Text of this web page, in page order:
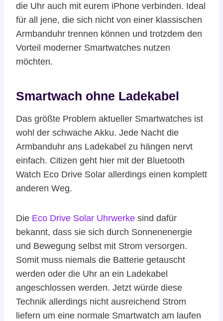
die Uhr auch mit eurem iPhone verbinden. Ideal
für all jene, die sich nicht von einer klassischen
Armbanduhr trennen können und trotzdem den
Vorteil moderner Smartwatches nutzen
möchten.
Smartwach ohne Ladekabel
Das größte Problem aktueller Smartwatches ist
wohl der schwache Akku. Jede Nacht die
Armbanduhr ans Ladekabel zu hängen nervt
einfach. Citizen geht hier mit der Bluetooth
Watch Eco Drive Solar allerdings einen komplett
anderen Weg.
Die Eco Drive Solar Uhrwerke sind dafür
bekannt, dass sie sich durch Sonnenenergie
und Bewegung selbst mit Strom versorgen.
Somit muss niemals die Batterie getauscht
werden oder die Uhr an ein Ladekabel
angeschlossen werden. Jetzt würde diese
Technik allerdings nicht ausreichend Strom
liefern um eine normale Smartwatch am laufen